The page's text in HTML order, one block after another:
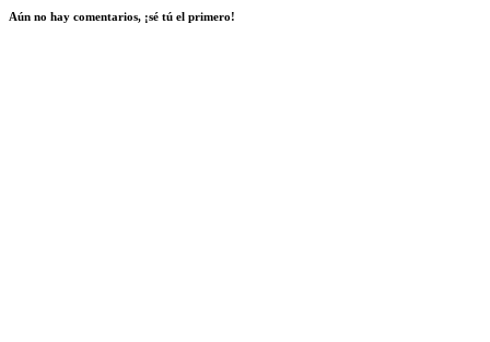
Aún no hay comentarios, ¡sé tú el primero!